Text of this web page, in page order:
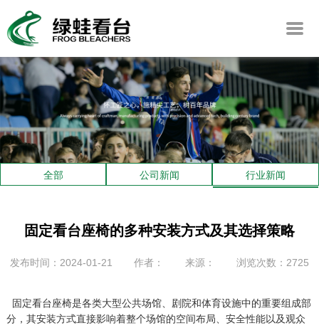
全部 公司新闻 行业新闻
固定看台座椅的多种安装方式及其选择策略
发布时间：2024-01-21 作者： 来源： 浏览次数：2725
固定看台座椅是各类大型公共场馆、剧院和体育设施中的重要组成部
分，其安装方式直接影响着整个场馆的空间布局、安全性能以及观众